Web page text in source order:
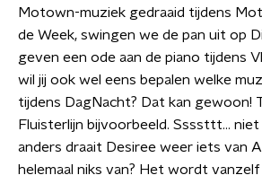
Motown-muziek gedraaid tijdens
de Week, swingen we de pan uit op
geven een ode aan de piano tijdens
wil jij ook wel eens bepalen welke
tijdens DagNacht? Dat kan gewoon!
Fluisterlijn bijvoorbeeld. Ssssttt…
anders draait Desiree weer iets van
helemaal niks van? Het wordt vanzelf